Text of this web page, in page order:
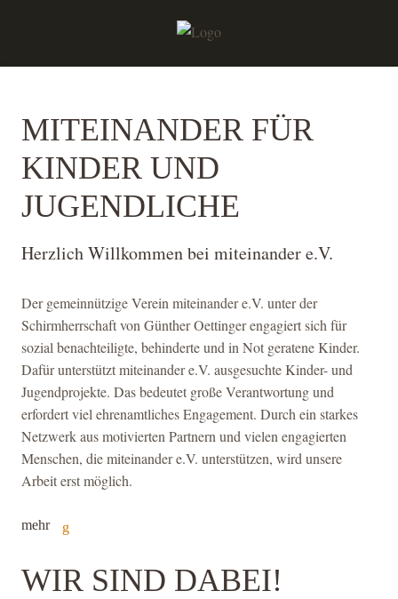
MITEINANDER FÜR
KINDER UND
JUGENDLICHE
Herzlich Willkommen bei miteinander e.V.
Der gemeinnützige Verein miteinander e.V. unter der
Schirmherrschaft von Günther Oettinger engagiert sich für
sozial benachteiligte, behinderte und in Not geratene Kinder.
Dafür unterstützt miteinander e.V. ausgesuchte Kinder- und
Jugendprojekte. Das bedeutet große Verantwortung und
erfordert viel ehrenamtliches Engagement. Durch ein starkes
Netzwerk aus motivierten Partnern und vielen engagierten
Menschen, die miteinander e.V. unterstützen, wird unsere
Arbeit erst möglich.
mehr
WIR SIND DABEI!